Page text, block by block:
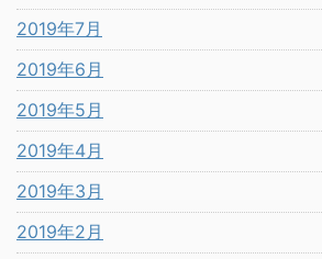
2019年7月
2019年6月
2019年5月
2019年4月
2019年3月
2019年2月